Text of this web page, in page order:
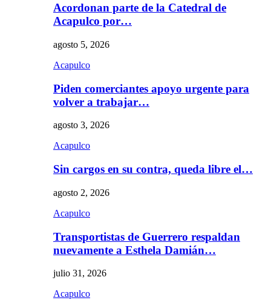
Acordonan parte de la Catedral de
Acapulco por…
agosto 5, 2026
Acapulco
Piden comerciantes apoyo urgente para
volver a trabajar…
agosto 3, 2026
Acapulco
Sin cargos en su contra, queda libre el…
agosto 2, 2026
Acapulco
Transportistas de Guerrero respaldan
nuevamente a Esthela Damián…
julio 31, 2026
Acapulco